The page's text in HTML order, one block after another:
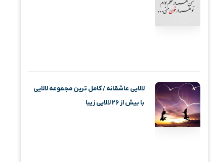
لالایی عاشقانه / کامل ترین مجموعه لالایی
با بیش از ۲۶ لالایی زیبا